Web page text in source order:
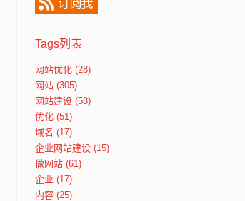
Tags列表
网站优化 (28)
网站 (305)
网站建设 (58)
优化 (51)
域名 (17)
企业网站建设 (15)
做网站 (61)
企业 (17)
内容 (25)